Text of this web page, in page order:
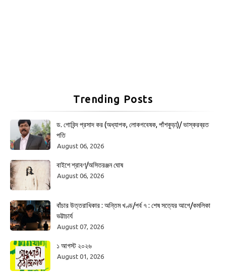
Trending Posts
ড. গোবিন্দ প্রসাদ কর (অধ্যাপক, লোকগবেষক, পাঁশকুড়া)/ ভাস্করব্রত
পতি
August 06, 2026
বাইশে শ্রাবণ/অসিতরঞ্জন ঘোষ
August 06, 2026
বাঁচার উত্তরাধিকার : অন্তিম খণ্ড/পর্ব ৭ : শেষ সত্যের আগে/কমলিকা
ভট্টাচার্য
August 07, 2026
১ আগস্ট ২০২৬
August 01, 2026